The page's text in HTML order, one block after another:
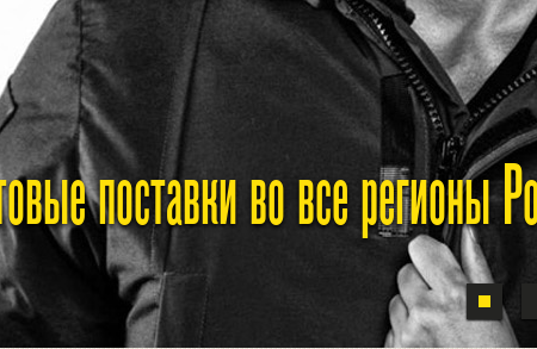
поставки во все регионы